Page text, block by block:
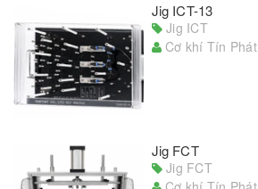
Jig ICT-13
Jig ICT
Cơ khí Tín Phát
Jig FCT
Jig FCT